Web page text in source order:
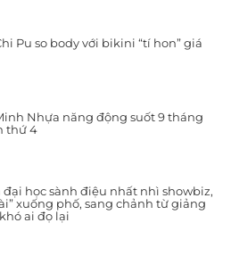
Pu so body với bikini “tí hon” giá
Nhựa năng động suốt 9 tháng
thứ 4
học sành điệu nhất nhì showbiz,
xuống phố, sang chảnh từ giảng
ai đọ lại